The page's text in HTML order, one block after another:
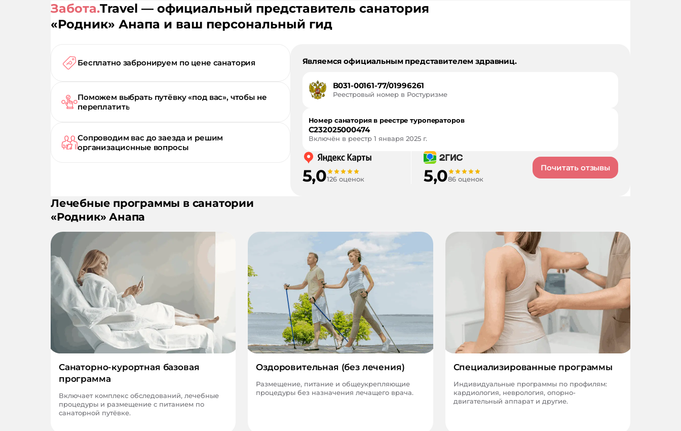
Забота.Travel — официальный представитель санатория
«Родник» Анапа и ваш персональный гид
Бесплатно забронируем по цене санатория
Поможем выбрать путёвку «под вас», чтобы не
переплатить
Сопроводим вас до заезда и решим
организационные вопросы
Являемся официальным представителем здравниц.
В031-00161-77/01996261
Реестровый номер в Ростуризме
Номер санатория в реестре туроператоров
С232025000474
Включён в реестр 1 января 2025 г.
5,0126 оценок 5,086 оценок
Почитать отзывы
Лечебные программы в санатории
«Родник» Анапа
Санаторно-курортная базовая
программа
Включает комплекс обследований, лечебные
процедуры и размещение с питанием по
санаторной путёвке.
Оздоровительная (без лечения)
Размещение, питание и общеукрепляющие
процедуры без назначения лечащего врача.
Специализированные программы
Индивидуальные программы по профилям:
кардиология, неврология, опорно-
двигательный аппарат и другие.